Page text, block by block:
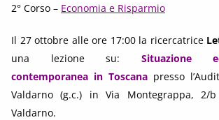
2° Corso – Economia e Risparmio
Il 27 ottobre alle ore 17:00 la ricercatrice
una lezione su: Situazione
contemporanea in Toscana presso
Valdarno (g.c.) in Via Montegrappa, 2/
Valdarno.